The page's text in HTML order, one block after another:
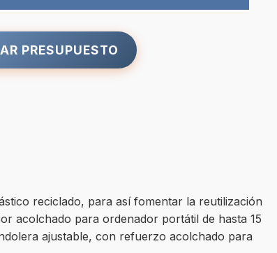
PRESUPUESTO
reciclado, para así fomentar la reutilización
acolchado para ordenador portátil de hasta 15
ajustable, con refuerzo acolchado para